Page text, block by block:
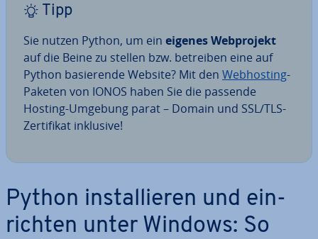
Tipp
Sie nutzen Python, um ein eigenes Web­pro­jekt
auf die Beine zu stellen bzw. betreiben eine auf
Python ba­sie­ren­de Website? Mit den Web­hos­ting-
Paketen von IONOS haben Sie die passende
Hosting-Umgebung parat – Domain und SSL/TLS-
Zer­ti­fi­kat inklusive!
Python in­stal­lie­ren und ein­
rich­ten unter Windows: So